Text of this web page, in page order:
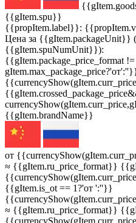
{{gItem.spu}}
{{propItem.label}}:
Цена за {{gItem.packageUnit}}
{{gItem.spuNumUnit}}):
{{gItem.package_price_format !=
{{gItem.brandName}}
от
≈ {{gItem.ru_price_format}}
{{gItem.is_ot == 1?'от ':''}}
≈ {{gItem.ru_price_format}}